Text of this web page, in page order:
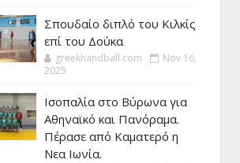
Σπουδαίο διπλό του Κιλκίς
επί του Δούκα
greekhandball.com
Nov 16,
2025
Ισοπαλία στο Βύρωνα για
Αθηναϊκό και Πανόραμα.
Πέρασε από Καματερό η
Νεα Ιωνία.